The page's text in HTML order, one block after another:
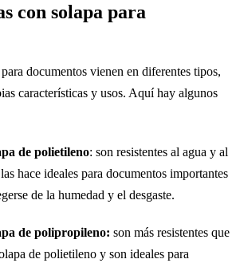
con solapa para
documentos vienen en diferentes tipos,
características y usos. Aquí hay algunos
de polietileno: son resistentes al agua y al
hace ideales para documentos importantes
de la humedad y el desgaste.
de polipropileno: son más resistentes que
de polietileno y son ideales para